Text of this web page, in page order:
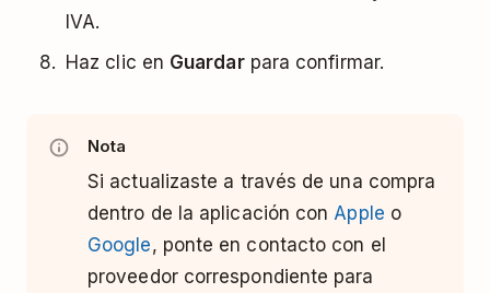
IVA.
Haz clic en Guardarpara confirmar.
Nota
Si actualizaste a través de una compra
dentro de la aplicación con Apple o
Google, ponte en contacto con el
proveedor correspondiente para